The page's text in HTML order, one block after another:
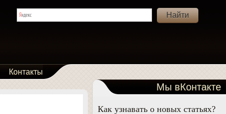
Контакты
Мы вКонтакте
Как узнавать о новых статьях?